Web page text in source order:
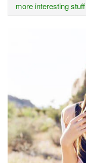
more interesting stuff